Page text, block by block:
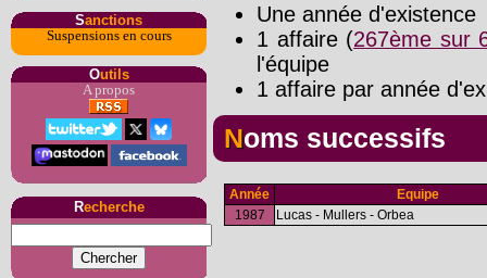
Sanctions
Suspensions en cours
Outils
A propos
Recherche
Une année d'existence
1 affaire (267ème sur
l'équipe
1 affaire par année
Noms successifs
Année
Equipe
1987
Lucas - Mullers - Orbea